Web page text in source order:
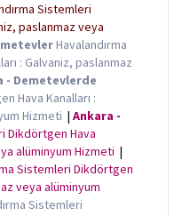
Sistemleri
paslanmaz veya
Havalandırma
: Galvaniz, paslanmaz
- Demetevlerde
Hava Kanalları :
Hizmeti | Ankara -
Dikdörtgen Hava
alüminyum Hizmeti |
Sistemleri Dikdörtgen
veya alüminyum
Sistemleri